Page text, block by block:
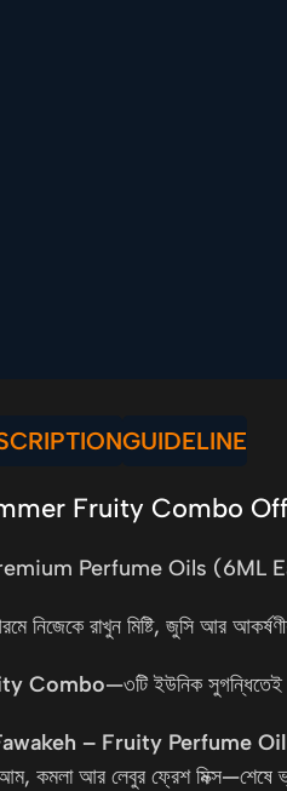
GUIDELINE
Fruity Combo
Perfume Oils (6ML
নিজেকে রাখুন মিষ্টি, জুসি আর
Combo—৩টি ইউনিক সুগন্ধিতেই
– Fruity Perfume Oil
কমলা আর লেবুর ফ্রেশ মিক্স—শেষে